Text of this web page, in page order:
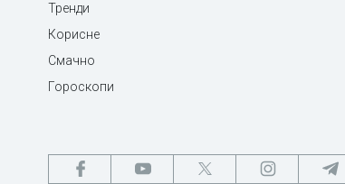
Тренди
Корисне
Смачно
Гороскопи